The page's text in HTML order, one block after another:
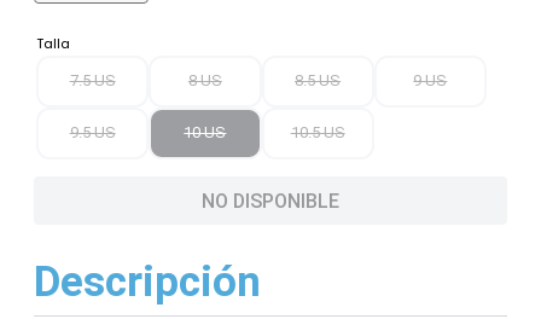
Talla
7.5 US 8 US 8.5 US 9 US
9.5 US 10 US 10.5 US
NO DISPONIBLE
Descripción